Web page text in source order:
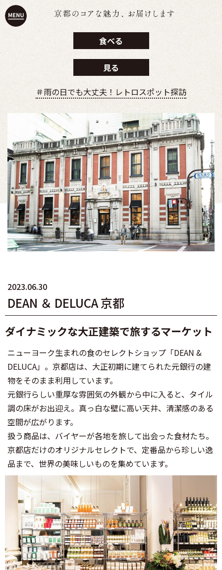
食べる
見る
＃雨の日でも大丈夫！レトロスポット探訪
2023.06.30
DEAN ＆ DELUCA 京都
ダイナミックな大正建築で旅するマーケット
ニューヨーク生まれの食のセレクトショップ「DEAN &
DELUCA」。京都店は、大正初期に建てられた元銀行の建
物をそのまま利用しています。
元銀行らしい重厚な雰囲気の外観から中に入ると、タイル
調の床がお出迎え。真っ白な壁に高い天井、清潔感のある
空間が広がります。
扱う商品は、バイヤーが各地を旅して出会った食材たち。
京都店だけのオリジナルセレクトで、定番品から珍しい逸
品まで、世界の美味しいものを集めています。